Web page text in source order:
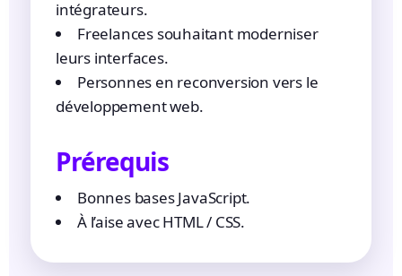
intégrateurs.
Freelances souhaitant moderniser
leurs interfaces.
Personnes en reconversion vers le
développement web.
Prérequis
Bonnes bases JavaScript.
À l’aise avec HTML / CSS.